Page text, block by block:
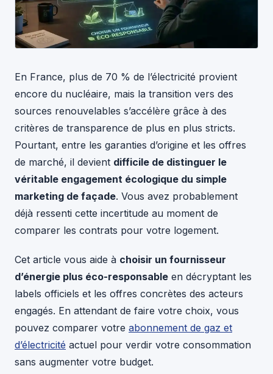
En France, plus de 70 % de l’électricité provient
encore du nucléaire, mais la transition vers des
sources renouvelables s’accélère grâce à des
critères de transparence de plus en plus stricts.
Pourtant, entre les garanties d’origine et les offres
de marché, il devient difficile de distinguer le
véritable engagement écologique du simple
marketing de façade. Vous avez probablement
déjà ressenti cette incertitude au moment de
comparer les contrats pour votre logement.
Cet article vous aide à choisir un fournisseur
d’énergie plus éco-responsable en décryptant les
labels officiels et les offres concrètes des acteurs
engagés. En attendant de faire votre choix, vous
pouvez comparer votre abonnement de gaz et
d’électricité actuel pour verdir votre consommation
sans augmenter votre budget.